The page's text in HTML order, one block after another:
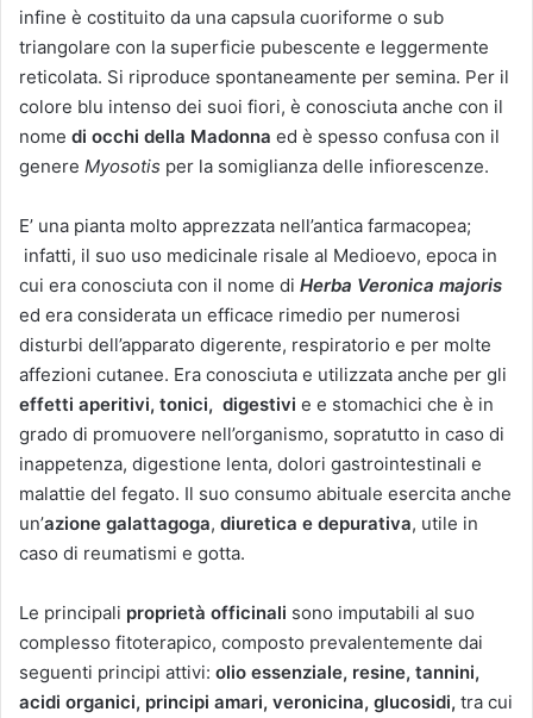
infine è costituito da una capsula cuoriforme o sub
triangolare con la superficie pubescente e leggermente
reticolata. Si riproduce spontaneamente per semina. Per il
colore blu intenso dei suoi fiori, è conosciuta anche con il
nome di occhi della Madonna ed è spesso confusa con il
genere Myosotis per la somiglianza delle infiorescenze.
E’ una pianta molto apprezzata nell’antica farmacopea;
infatti, il suo uso medicinale risale al Medioevo, epoca in
cui era conosciuta con il nome di Herba Veronica majoris
ed era considerata un efficace rimedio per numerosi
disturbi dell’apparato digerente, respiratorio e per molte
affezioni cutanee. Era conosciuta e utilizzata anche per gli
effetti aperitivi, tonici, digestivi e e stomachici che è in
grado di promuovere nell’organismo, sopratutto in caso di
inappetenza, digestione lenta, dolori gastrointestinali e
malattie del fegato. Il suo consumo abituale esercita anche
un’azione galattagoga, diuretica e depurativa, utile in
caso di reumatismi e gotta.
Le principali proprietà officinali sono imputabili al suo
complesso fitoterapico, composto prevalentemente dai
seguenti principi attivi: olio essenziale, resine, tannini,
acidi organici, principi amari, veronicina, glucosidi, tra cui